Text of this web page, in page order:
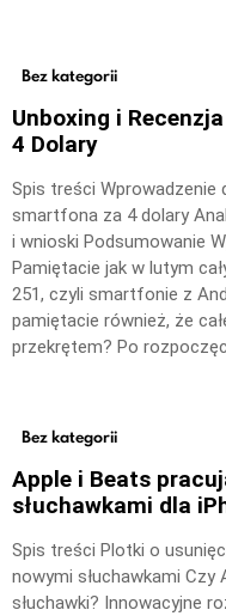
Bez kategorii
Unboxing i
4 Dolary
Spis treści Wprowadzenie
smartfona za 4 dolary
i wnioski Podsumowanie
Pamiętacie jak w lutym
251, czyli smartfonie z
pamiętacie również, że
przekrętem? Po
Bez kategorii
Apple i Beats
słuchawkami dla
Spis treści Plotki o
nowymi słuchawkami
słuchawki? Innowacyjne